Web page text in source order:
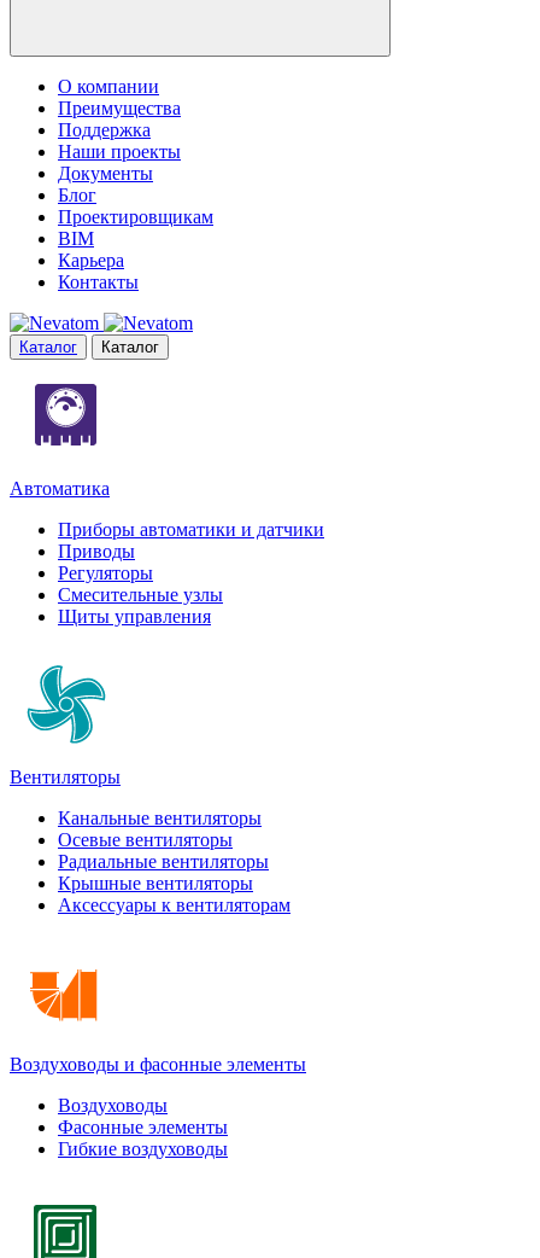
О компании
Преимущества
Поддержка
Наши проекты
Документы
Блог
Проектировщикам
BIM
Карьера
Контакты
Каталог Каталог
Автоматика
Приборы автоматики и датчики
Приводы
Регуляторы
Смесительные узлы
Щиты управления
Вентиляторы
Канальные вентиляторы
Осевые вентиляторы
Радиальные вентиляторы
Крышные вентиляторы
Аксессуары к вентиляторам
Воздуховоды и фасонные элементы
Воздуховоды
Фасонные элементы
Гибкие воздуховоды